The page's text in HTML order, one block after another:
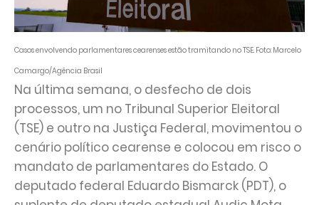
Casos envolvendo parlamentares cearenses estão tramitando no TSE. Foto: Marcelo
Camargo/Agência Brasil
Na última semana, o desfecho de dois
processos, um no Tribunal Superior Eleitoral
(TSE) e outro na Justiça Federal, movimentou o
cenário político cearense e colocou em risco o
mandato de parlamentares do Estado. O
deputado federal Eduardo Bismarck (PDT), o